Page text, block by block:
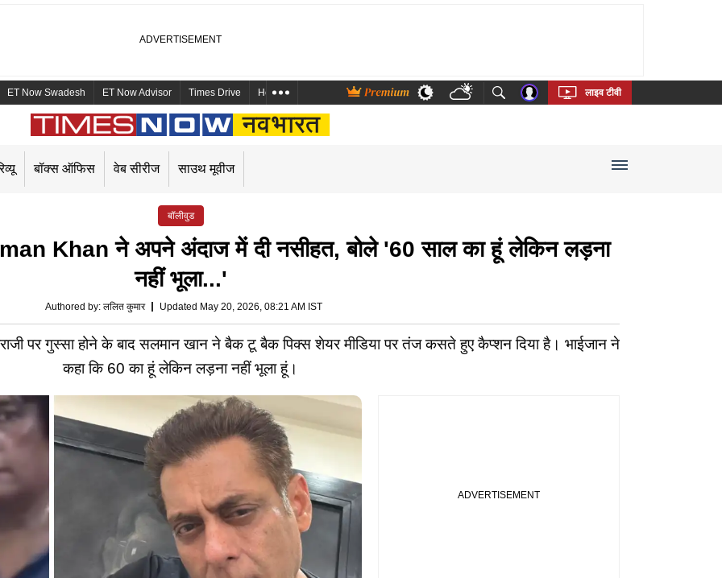
ET Now Swadesh ET Now Advisor Times Drive Health and Me Marathi Bengali Telugu Tamil Kannada Malayalam
लाइव टीवी
बॉक्स ऑफिस वेब सीरीज साउथ मूवीज
बॉलीवुड
Khan ने अपने अंदाज में दी नसीहत, बोले '60 साल का हूं लेकिन लड़ना
नहीं भूला...'
Authored by: ललित कुमार Updated May 20, 2026, 08:21 AM IST
पर गुस्सा होने के बाद सलमान खान ने बैक टू बैक पिक्स शेयर मीडिया पर तंज कसते हुए कैप्शन दिया है। भाईजान ने
कहा कि 60 का हूं लेकिन लड़ना नहीं भूला हूं।